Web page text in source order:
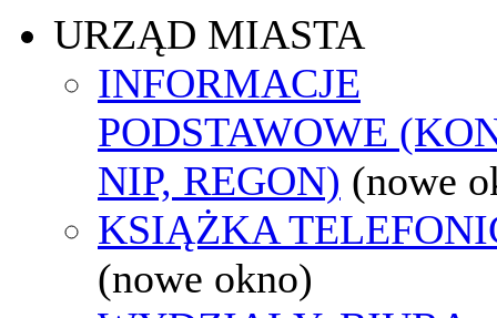
URZĄD MIASTA
INFORMACJE
PODSTAWOWE
NIP, REGON) (nowe
KSIĄŻKA
(nowe okno)